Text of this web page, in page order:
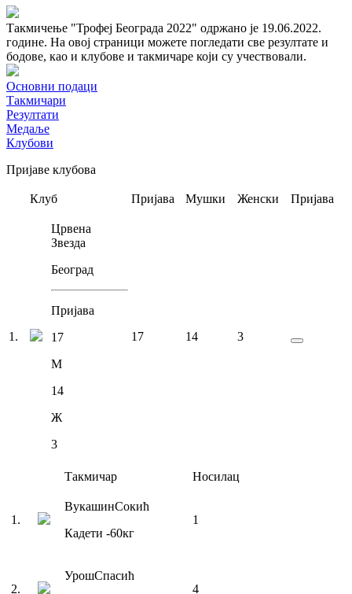
Такмичење "Трофеј Београда 2022" одржано је 19.06.2022.
године. На овој страници можете погледати све резултате и
бодове, као и клубове и такмичаре који су учествовали.
Основни подаци
Такмичари
Резултати
Медаље
Клубови
Пријаве клубова
Клуб Пријава Мушки Женски Пријава
1 .
Црвена
Звезда
Београд
Пријава
17
М
14
Ж
3
17 14 3
Такмичар Носилац
1 .
ВукашинСокић
Кадети -60кг
1
2.
УрошСпасић
4